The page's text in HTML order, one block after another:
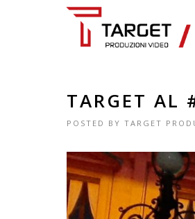
TARGET AL
POSTED BY TARGET